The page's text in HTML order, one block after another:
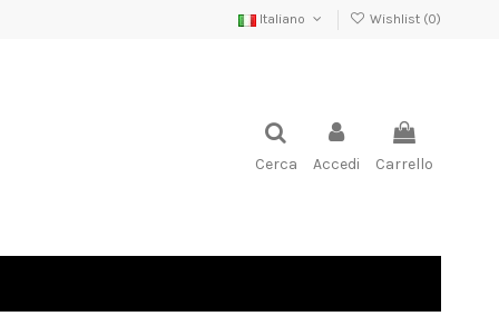
Italiano Wishlist (0)
Cerca Accedi Carrello